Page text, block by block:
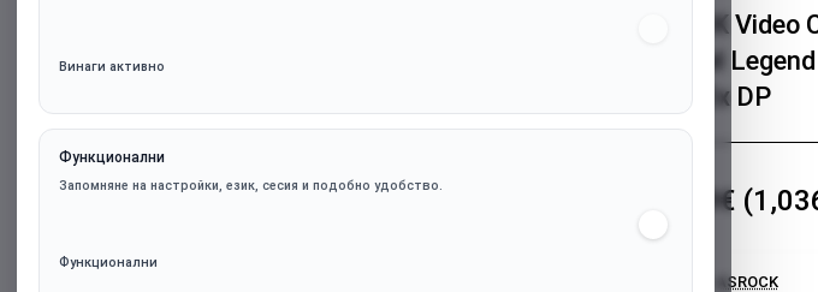
Винаги активно
Функционални
Запомняне на настройки, език, сесия и подобно удобство.
Функционални
ASROCK
XT Steel
HDMI 2x DP
530.09€
ASROCK